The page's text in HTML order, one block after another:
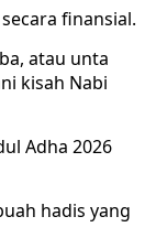
finansial.
atau unta
kisah Nabi
Adha 2026
hadis yang